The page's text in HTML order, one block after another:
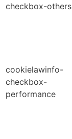
checkbox-others
cookielawinfo-
checkbox-
performance